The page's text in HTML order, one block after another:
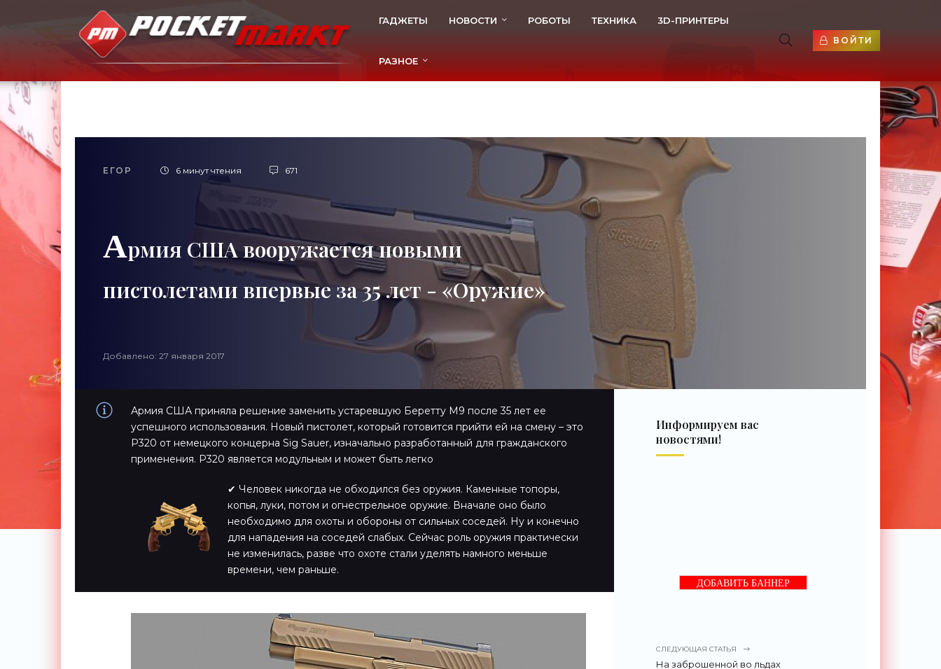
ГАДЖЕТЫ НОВОСТИ РОБОТЫ ТЕХНИКА 3D-ПРИНТЕРЫ
РАЗНОЕ
ВОЙТИ
ЕГОР 6 минут чтения 671
Армия США вооружается новыми
пистолетами впервые за 35 лет - «Оружие»
Добавлено: 27 января 2017
Армия США приняла решение заменить устаревшую Беретту М9 после 35 лет ее
успешного использования. Новый пистолет, который готовится прийти ей на смену – это
P320 от немецкого концерна Sig Sauer, изначально разработанный для гражданского
применения. P320 является модульным и может быть легко
✔ Человек никогда не обходился без оружия. Каменные топоры,
копья, луки, потом и огнестрельное оружие. Вначале оно было
необходимо для охоты и обороны от сильных соседей. Ну и конечно
для нападения на соседей слабых. Сейчас роль оружия практически
не изменилась, разве что охоте стали уделять намного меньше
времени, чем раньше.
Информируем вас
новостями!
ДОБАВИТЬ БАННЕР
СЛЕДУЮЩАЯ СТАТЬЯ
На заброшенной во льдах